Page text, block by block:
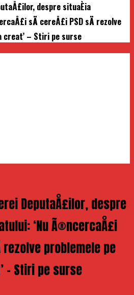
despre situaÈia
sÄ cereÅ£i PSD sÄ rezolve
creat’ – Stiri pe surse
DeputaÅ£ilor, despre
‘Nu Ã®ncercaÅ£i
rezolve problemele pe
– Stiri pe surse